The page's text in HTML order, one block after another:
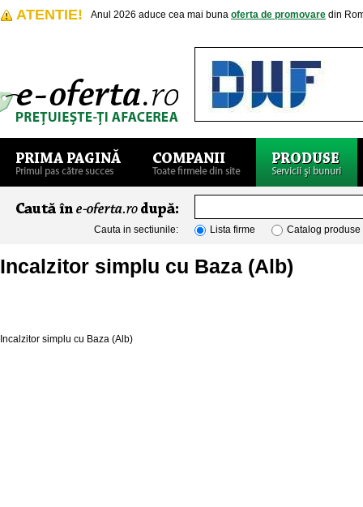
ATENTIE! Anul 2026 aduce cea mai buna oferta de promovare din
Cauta in sectiunile: Lista firme Catalog produse
Incalzitor simplu cu Baza (Alb)
Incalzitor simplu cu Baza (Alb)